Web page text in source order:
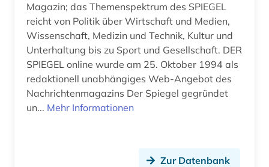
großbritannien (25)
grönland (1)
guangzhou (2)
gus (1)
hamburg (6)
Magazin; das Themenspektrum des SPIEGEL
reicht von Politik über Wirtschaft und Medien,
Wissenschaft, Medizin und Technik, Kultur und
Unterhaltung bis zu Sport und Gesellschaft. DER
SPIEGEL online wurde am 25. Oktober 1994 als
redaktionell unabhängiges Web-Angebot des
Nachrichtenmagazins Der Spiegel gegründet
un... Mehr Informationen
Zur Datenbank